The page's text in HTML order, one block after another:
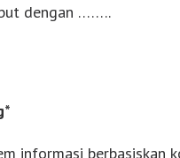
dengan ……..
informasi berbasiskan